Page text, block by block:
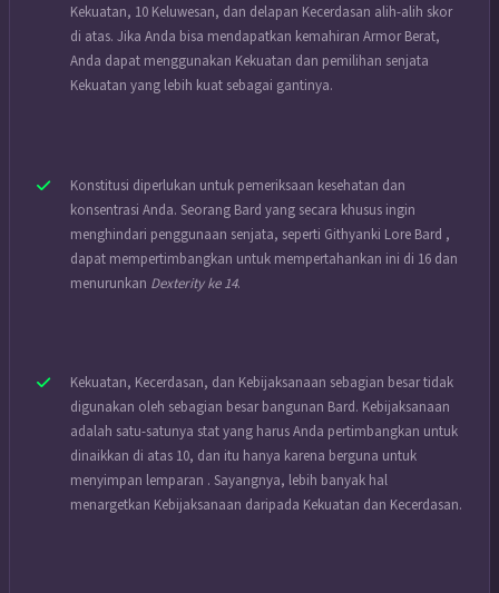
Kekuatan, 10 Keluwesan, dan delapan Kecerdasan alih-alih skor
di atas. Jika Anda bisa mendapatkan kemahiran Armor Berat,
Anda dapat menggunakan Kekuatan dan pemilihan senjata
Kekuatan yang lebih kuat sebagai gantinya.
Konstitusi diperlukan untuk pemeriksaan kesehatan dan
konsentrasi Anda. Seorang Bard yang secara khusus ingin
menghindari penggunaan senjata, seperti Githyanki Lore Bard ,
dapat mempertimbangkan untuk mempertahankan ini di 16 dan
menurunkan Dexterity ke 14.
Kekuatan, Kecerdasan, dan Kebijaksanaan sebagian besar tidak
digunakan oleh sebagian besar bangunan Bard. Kebijaksanaan
adalah satu-satunya stat yang harus Anda pertimbangkan untuk
dinaikkan di atas 10, dan itu hanya karena berguna untuk
menyimpan lemparan . Sayangnya, lebih banyak hal
menargetkan Kebijaksanaan daripada Kekuatan dan Kecerdasan.